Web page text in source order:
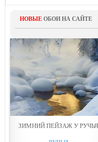
НОВЫЕ ОБОИ НА САЙТЕ
ЗИМНИЙ ПЕЙЗАЖ У РУЧЬЯ